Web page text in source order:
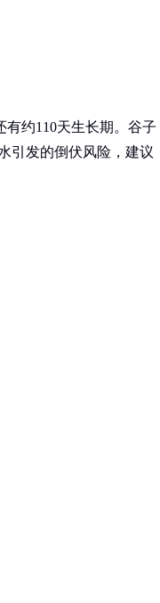
约110天生长期。谷子
引发的倒伏风险，建议